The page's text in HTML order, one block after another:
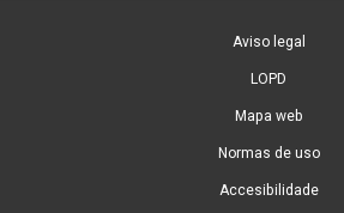
Aviso legal
LOPD
Mapa web
Normas de uso
Accesibilidade